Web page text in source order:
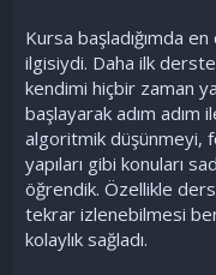
Kursa başladığımda
ilgisiydi. Daha ilk
kendimi hiçbir zaman
başlayarak adım adım
algoritmik düşünmeyi,
yapıları gibi konuları
öğrendik. Özellikle
tekrar izlenebilmesi
kolaylık sağladı.